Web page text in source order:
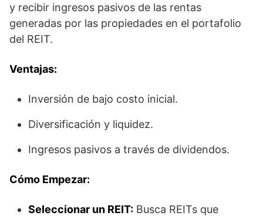
y recibir ingresos pasivos de las rentas
generadas por las propiedades en el portafolio
del REIT.
Ventajas:
Inversión de bajo costo inicial.
Diversificación y liquidez.
Ingresos pasivos a través de dividendos.
Cómo Empezar:
Seleccionar un REIT: Busca REITs que